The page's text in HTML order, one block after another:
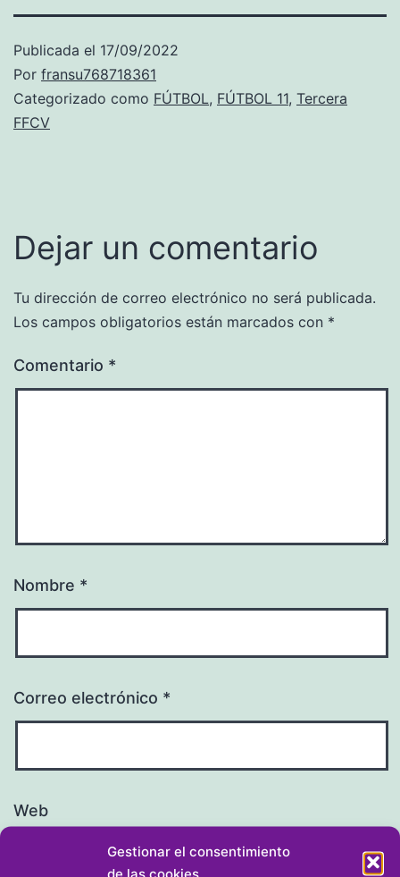
Gestionar el consentimiento
de las cookies
Publicada el 17/09/2022
Por fransu768718361
Categorizado como FÚTBOL, FÚTBOL 11, Tercera
FFCV
Dejar un comentario
Tu dirección de correo electrónico no será publicada.
Los campos obligatorios están marcados con *
Comentario *
Nombre *
Correo electrónico *
Web